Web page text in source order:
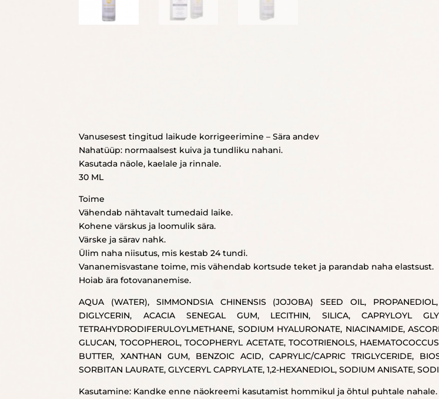
Vanusesest tingitud laikude korrigeerimine – Sära andev
Nahatüüp: normaalsest kuiva ja tundliku nahani.
Kasutada näole, kaelale ja rinnale.
30 ML
Toime
Vähendab nähtavalt tumedaid laike.
Kohene värskus ja loomulik sära.
Värske ja särav nahk.
Ülim naha niisutus, mis kestab 24 tundi.
Vananemisvastane toime, mis vähendab kortsude teket ja parandab naha elastsust.
Hoiab ära fotovananemise.
AQUA (WATER), SIMMONDSIA CHINENSIS (JOJOBA) SEED OIL, PROPANEDIOL,
DIGLYCERIN, ACACIA SENEGAL GUM, LECITHIN, SILICA, CAPRYLOYL
TETRAHYDRODIFERULOYLMETHANE, SODIUM HYALURONATE, NIACINAMIDE,
GLUCAN, TOCOPHEROL, TOCOPHERYL ACETATE, TOCOTRIENOLS,
BUTTER, XANTHAN GUM, BENZOIC ACID, CAPRYLIC/CAPRIC TRIGLYCERIDE,
SORBITAN LAURATE, GLYCERYL CAPRYLATE, 1,2-HEXANEDIOL, SODIUM ANISATE,
Kasutamine: Kandke enne näokreemi kasutamist hommikul ja õhtul puhtale nahale.